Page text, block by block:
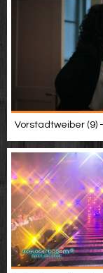
Vorstadtweiber (9)